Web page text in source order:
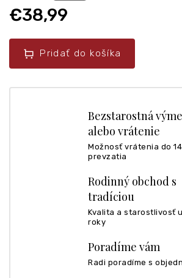
€38,99
Pridať do košíka
Bezstarostná
alebo vrátenie
Možnosť vrátenia do
prevzatia
Rodinný obchod s
tradíciou
Kvalita a starostlivosť
roky
Poradíme vám
Radi poradíme s